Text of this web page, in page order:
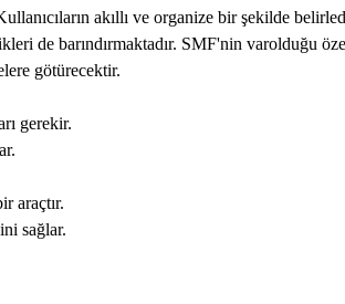
akıllı ve organize bir şekilde
de barındırmaktadır. SMF'nin varolduğu
götürecektir.
gerekir.
araçtır.
sağlar.